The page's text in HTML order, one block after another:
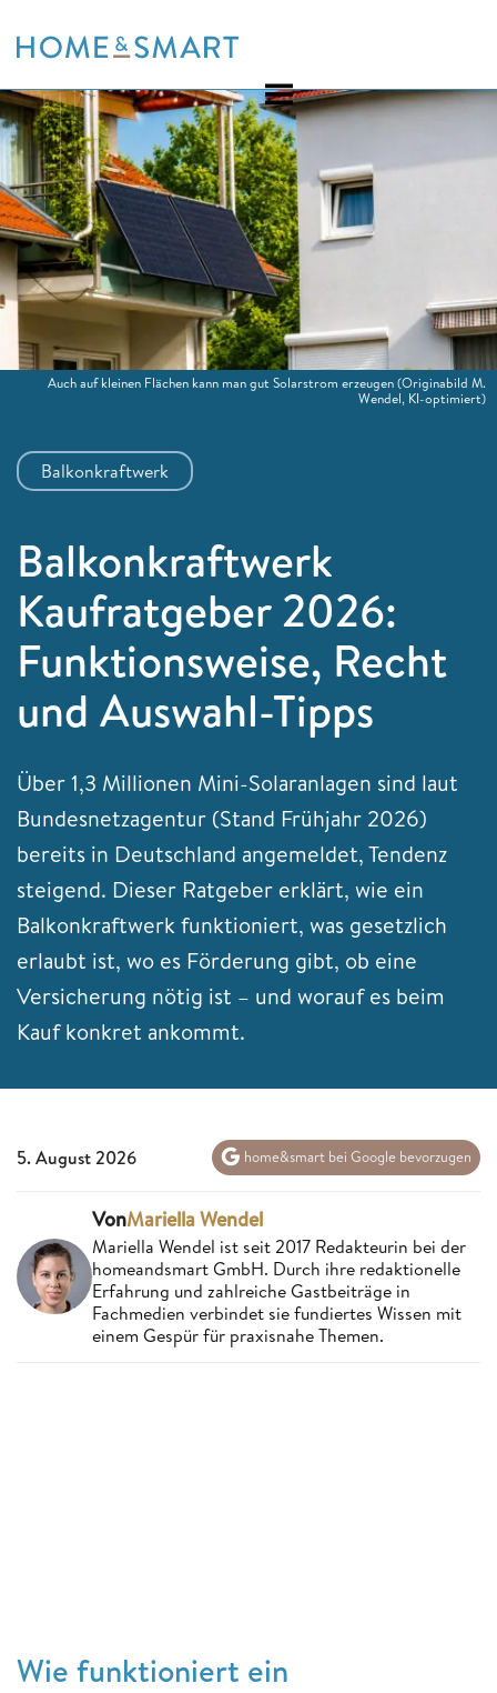
to
Balkonkraftwerk
Balkonkraftwerk
Kaufratgeber 2026:
Funktionsweise, Recht
und Auswahl-Tipps
Über 1,3 Millionen Mini-Solaranlagen sind laut
Bundesnetzagentur (Stand Frühjahr 2026)
bereits in Deutschland angemeldet, Tendenz
steigend. Dieser Ratgeber erklärt, wie ein
Balkonkraftwerk funktioniert, was gesetzlich
erlaubt ist, wo es Förderung gibt, ob eine
Versicherung nötig ist – und worauf es beim
Kauf konkret ankommt.
Auch auf kleinen Flächen kann man gut Solarstrom erzeugen(Originabild M.
Wendel, KI-optimiert)
5. August 2026 home&smart bei Google bevorzugen
VonMariella Wendel
Mariella Wendel ist seit 2017 Redakteurin bei der
homeandsmart GmbH. Durch ihre redaktionelle
Erfahrung und zahlreiche Gastbeiträge in
Fachmedien verbindet sie fundiertes Wissen mit
einem Gespür für praxisnahe Themen.
Wie funktioniert ein